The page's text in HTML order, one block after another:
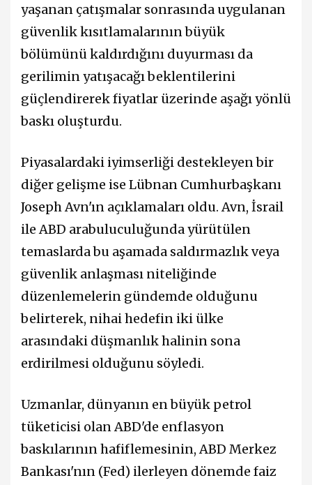
yaşanan çatışmalar sonrasında uygulanan
güvenlik kısıtlamalarının büyük
bölümünü kaldırdığını duyurması da
gerilimin yatışacağı beklentilerini
güçlendirerek fiyatlar üzerinde aşağı yönlü
baskı oluşturdu.
Piyasalardaki iyimserliği destekleyen bir
diğer gelişme ise Lübnan Cumhurbaşkanı
Joseph Avn'ın açıklamaları oldu. Avn, İsrail
ile ABD arabuluculuğunda yürütülen
temaslarda bu aşamada saldırmazlık veya
güvenlik anlaşması niteliğinde
düzenlemelerin gündemde olduğunu
belirterek, nihai hedefin iki ülke
arasındaki düşmanlık halinin sona
erdirilmesi olduğunu söyledi.
Uzmanlar, dünyanın en büyük petrol
tüketicisi olan ABD'de enflasyon
baskılarının hafiflemesinin, ABD Merkez
Bankası'nın (Fed) ilerleyen dönemde faiz